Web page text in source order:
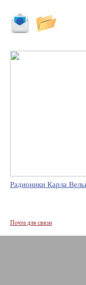
Радионики Карла
Почта для связи